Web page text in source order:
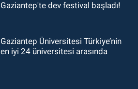
Gaziantep'te dev festival başladı!
Gaziantep Üniversitesi Türkiye’nin
en iyi 24 üniversitesi arasında